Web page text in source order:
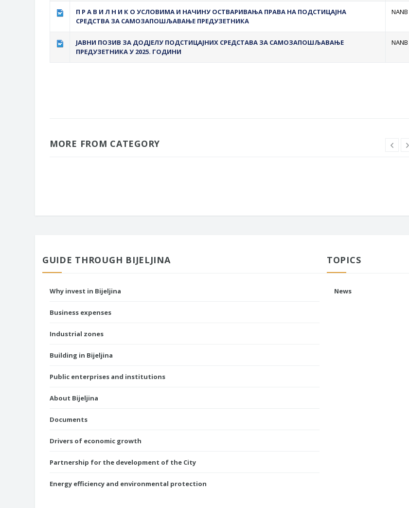
П Р А В И Л Н И К О УСЛОВИМА И НАЧИНУ ОСТВАРИВАЊА ПРАВА НА ПОДСТИЦАЈНА
СРЕДСТВА ЗА САМОЗАПОШЉАВАЊЕ ПРЕДУЗЕТНИКА
NANB
ЈАВНИ ПОЗИВ ЗА ДОДЈЕЛУ ПОДСТИЦАЈНИХ СРЕДСТАВА ЗА САМОЗАПОШЉАВАЊЕ
ПРЕДУЗЕТНИКА У 2025. ГОДИНИ
NANB
MORE FROM CATEGORY
GUIDE THROUGH BIJELJINA
Why invest in Bijeljina
Business expenses
Industrial zones
Building in Bijeljina
Public enterprises and institutions
About Bijeljina
Documents
Drivers of economic growth
Partnership for the development of the City
Energy efficiency and environmental protection
TOPICS
News